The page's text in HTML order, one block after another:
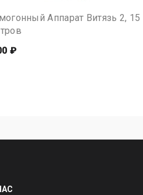
Аппарат Витязь 2, 15
₽